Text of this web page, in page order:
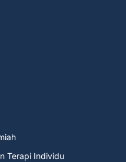
Terapi Individu